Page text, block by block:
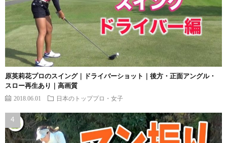
原英莉花プロのスイング｜ドライバーショット｜後方・正面アングル・
スロー再生あり｜高画質
2018.06.01 日本のトッププロ・女子